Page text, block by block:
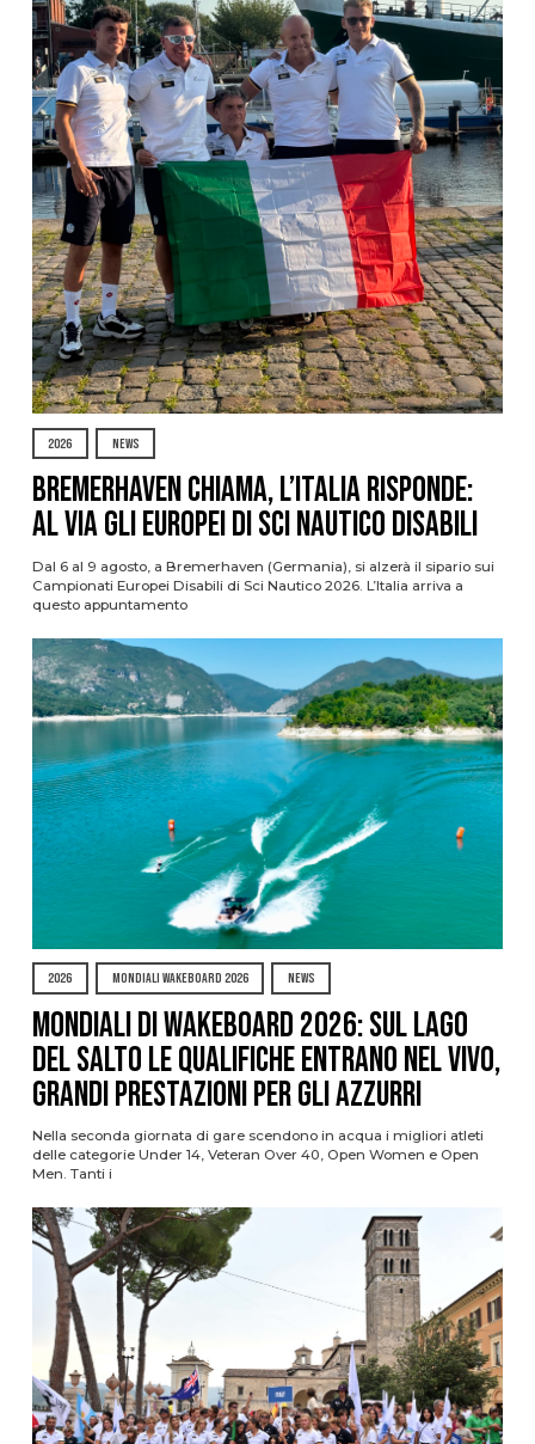
2026 NEWS
Bremerhaven chiama, l’Italia risponde:
al via gli Europei di Sci Nautico Disabili
Dal 6 al 9 agosto, a Bremerhaven (Germania), si alzerà il sipario sui
Campionati Europei Disabili di Sci Nautico 2026. L’Italia arriva a
questo appuntamento
2026 MONDIALI WAKEBOARD 2026 NEWS
Mondiali di Wakeboard 2026: sul Lago
del Salto le qualifiche entrano nel vivo,
grandi prestazioni per gli azzurri
Nella seconda giornata di gare scendono in acqua i migliori atleti
delle categorie Under 14, Veteran Over 40, Open Women e Open
Men. Tanti i